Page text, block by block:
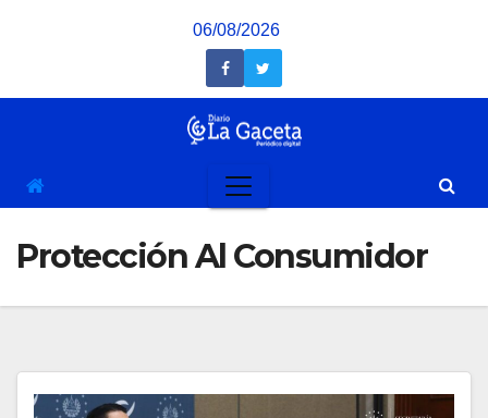
06/08/2026
Protección Al Consumidor